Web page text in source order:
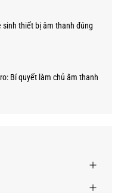
sinh thiết bị âm thanh đúng
Bí quyết làm chủ âm thanh